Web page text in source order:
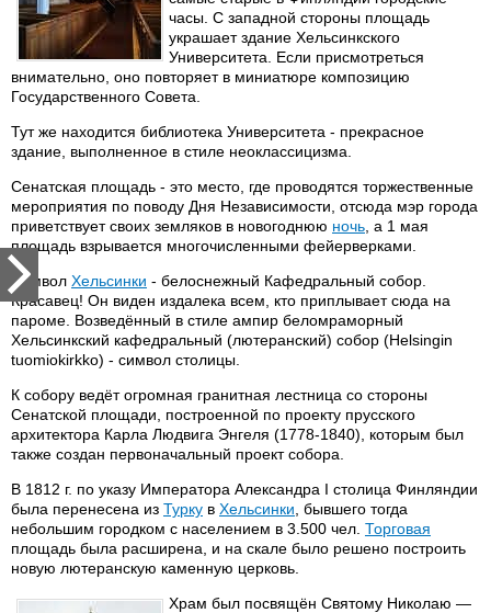
часы. С западной стороны площадь
украшает здание Хельсинкского
Университета. Если присмотреться
внимательно, оно повторяет в миниатюре композицию
Государственного Совета.
Тут же находится библиотека Университета - прекрасное
здание, выполненное в стиле неоклассицизма.
Сенатская площадь - это место, где проводятся торжественные
мероприятия по поводу Дня Независимости, отсюда мэр города
приветствует своих земляков в новогоднюю ночь , а 1 мая
площадь взрывается многочисленными фейерверками.
Символ Хельсинки - белоснежный Кафедральный собор.
Красавец! Он виден издалека всем, кто приплывает сюда на
пароме. Возведённый в стиле ампир беломраморный
Хельсинкский кафедральный (лютеранский) собор (Helsingin
tuomiokirkko) - символ столицы.
К собору ведёт огромная гранитная лестница со стороны
Сенатской площади, построенной по проекту прусского
архитектора Карла Людвига Энгеля (1778-1840), которым был
также создан первоначальный проект собора.
В 1812 г. по указу Императора Александра I столица Финляндии
была перенесена из Турку в Хельсинки , бывшего тогда
небольшим городком с населением в 3.500 чел. Торговая
площадь была расширена, и на скале было решено построить
новую лютеранскую каменную церковь.
Храм был посвящён Святому Николаю —